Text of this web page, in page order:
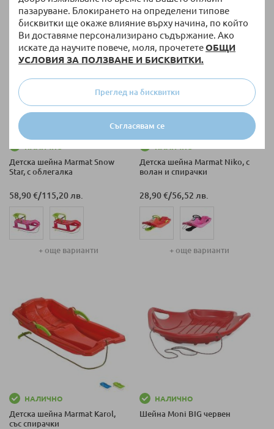
пазаруване. Блокирането на определени типове
бисквитки ще окаже влияние върху начина, по който
Ви доставяме персонализирано съдържание. Ако
искате да научите повече, моля, прочететеОБЩИ
УСЛОВИЯ ЗА ПОЛЗВАНЕ И БИСКВИТКИ.
Съгласявам се
Преглед на бисквитки
Детска шейна Marmat Snow
Star, с облегалка
58,90 €/115,20 лв.
+ още варианти
Детска шейна Marmat Niko, с
волан и спирачки
28,90 €/56,52 лв.
+ още варианти
НАЛИЧНО
Детска шейна Marmat Karol,
със спирачки
НАЛИЧНО
Шейна Moni BIG червен